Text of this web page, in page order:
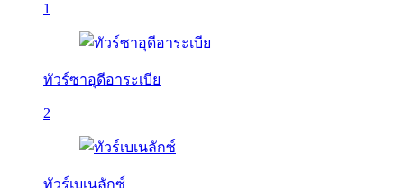
1
ทัวร์ซาอุดีอาระเบีย
2
ทัวร์เบเนลักซ์